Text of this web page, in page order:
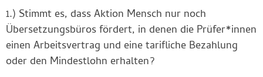
1.) Stimmt es, dass Aktion Mensch nur noch
Übersetzungsbüros fördert, in denen die Prüfer*innen
einen Arbeitsvertrag und eine tarifliche Bezahlung
oder den Mindestlohn erhalten?